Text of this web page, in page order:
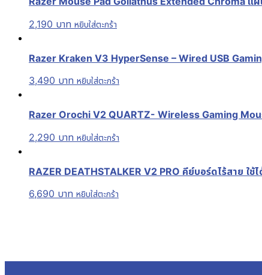
2,190 บาท หยิบใส่ตะกร้า
Razer Kraken V3 HyperSense – Wired USB
3,490 บาท หยิบใส่ตะกร้า
Razer Orochi V2 QUARTZ- Wireless Gaming
2,290 บาท หยิบใส่ตะกร้า
RAZER DEATHSTALKER V2 PRO คีย์บอร์ดไร้สาย ใ
6,690 บาท หยิบใส่ตะกร้า